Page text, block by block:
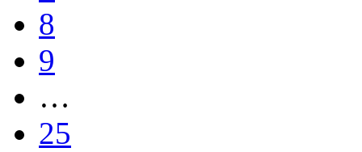
8
9
…
25